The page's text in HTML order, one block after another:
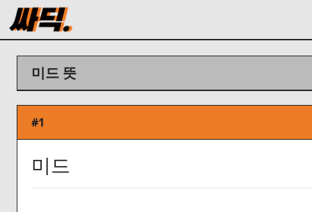
미드 뜻
#1
미드